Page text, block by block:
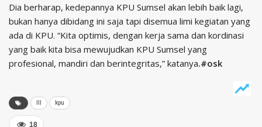
Dia berharap, kedepannya KPU Sumsel akan lebih baik lagi,
bukan hanya dibidang ini saja tapi disemua limi kegiatan yang
ada di KPU. “Kita optimis, dengan kerja sama dan kordinasi
yang baik kita bisa mewujudkan KPU Sumsel yang
profesional, mandiri dan berintegritas,” katanya.#osk
kpu
18